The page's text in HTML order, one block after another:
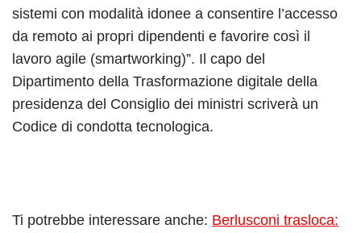
sistemi con modalità idonee a consentire l’accesso
da remoto ai propri dipendenti e favorire così il
lavoro agile (smartworking)”. Il capo del
Dipartimento della Trasformazione digitale della
presidenza del Consiglio dei ministri scriverà un
Codice di condotta tecnologica.
Ti potrebbe interessare anche: Berlusconi trasloca: